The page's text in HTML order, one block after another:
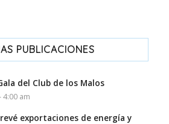
PUBLICACIONES
del Club de los Malos
4:00 am
exportaciones de energía y